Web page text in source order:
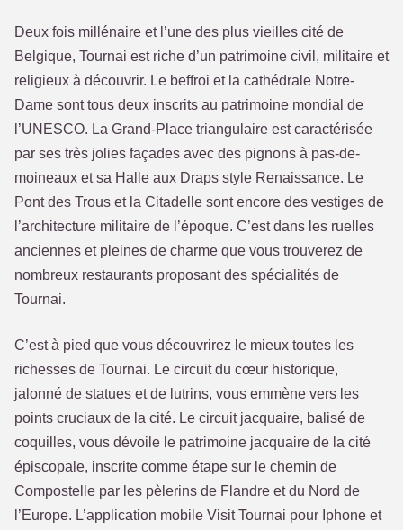
Deux fois millénaire et l’une des plus vieilles cité de
Belgique, Tournai est riche d’un patrimoine civil, militaire et
religieux à découvrir. Le beffroi et la cathédrale Notre-
Dame sont tous deux inscrits au patrimoine mondial de
l’UNESCO. La Grand-Place triangulaire est caractérisée
par ses très jolies façades avec des pignons à pas-de-
moineaux et sa Halle aux Draps style Renaissance. Le
Pont des Trous et la Citadelle sont encore des vestiges de
l’architecture militaire de l’époque. C’est dans les ruelles
anciennes et pleines de charme que vous trouverez de
nombreux restaurants proposant des spécialités de
Tournai.
C’est à pied que vous découvrirez le mieux toutes les
richesses de Tournai. Le circuit du cœur historique,
jalonné de statues et de lutrins, vous emmène vers les
points cruciaux de la cité. Le circuit jacquaire, balisé de
coquilles, vous dévoile le patrimoine jacquaire de la cité
épiscopale, inscrite comme étape sur le chemin de
Compostelle par les pèlerins de Flandre et du Nord de
l’Europe. L’application mobile Visit Tournai pour Iphone et